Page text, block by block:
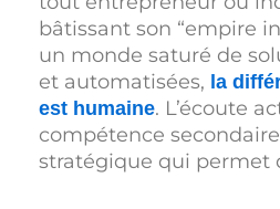
bâtissant son “empire
un monde saturé de
et automatisées, la
est humaine. L’écoute
compétence secondaire
stratégique qui permet